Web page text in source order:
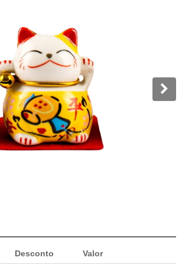
Desconto Valor